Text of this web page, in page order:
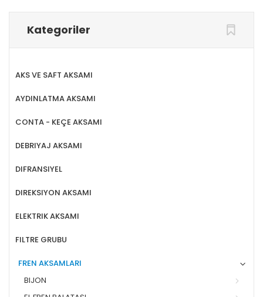
Kategoriler
AKS VE SAFT AKSAMI
AYDINLATMA AKSAMI
CONTA - KEÇE AKSAMI
DEBRIYAJ AKSAMI
DIFRANSIYEL
DIREKSIYON AKSAMI
ELEKTRIK AKSAMI
FILTRE GRUBU
FREN AKSAMLARI
BIJON